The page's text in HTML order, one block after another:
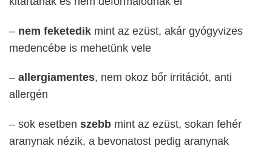
– nem feketedik mint az ezüst, akár gyógyvizes
medencébe is mehetünk vele
– allergiamentes, nem okoz bőr irritációt, anti
allergén
– sok esetben szebb mint az ezüst, sokan fehér
aranynak nézik, a bevonatost pedig aranynak